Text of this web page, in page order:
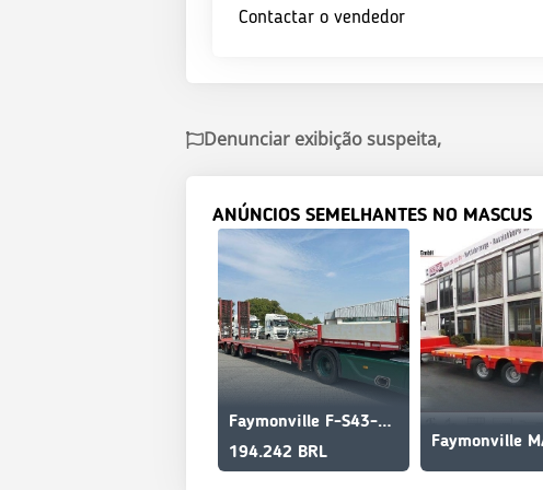
Contactar o vendedor
Denunciar exibição suspeita,
ANÚNCIOS SEMELHANTES NO MASCUS
Faymonville F-S43-1ABA / hydr. Hubbed / Funk / Seilwinde
194.242 BRL